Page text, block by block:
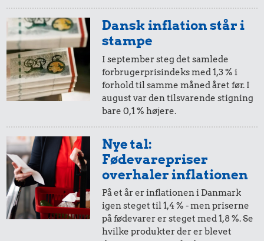
0,27 kr.
2 kg mel
0,49 kr.
Husholdningssprit
0,35 kr.
Dansk inflation står i
stampe
I september steg det samlede
forbrugerprisindeks med 1,3 % i
forhold til samme måned året før. I
august var den tilsvarende stigning
bare 0,1 % højere.
Nye tal:
Fødevarepriser
overhaler inflationen
På et år er inflationen i Danmark
igen steget til 1,4 % - men priserne
på fødevarer er steget med 1,8 %. Se
hvilke produkter der er blevet